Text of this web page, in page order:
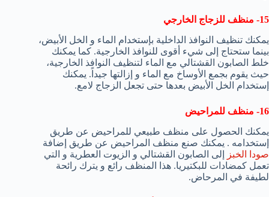
15- منظف للزجاج الخارجي
يمكنك تنظيف النوافذ الداخلية بإستخدام الماء و الخل الأبيض،
بينما ستحتاج إلى شيء أقوى للنوافذ الخارجية. كما يمكنك
خلط الصابون القشتالي مع الماء لتنظيف النوافذ الخارجية،
حيث يقوم بجمع الأوساخ مع الماء و إزالتها جيداً. يمكنك
إستخدام الخل الأبيض بعدها حتى تجعل الزجاج لامع.
16- منظف للمراحيض
يمكنك الحصول على منظف طبيعي للمراحيض عن طريق
إستخدامه . يمكنك صنع منظف المراحيض عن طريق إضافة
صودا الخبز
إلى الصابون القشتالي و الزيوت العطرية و التي
تعمل كمضادات للبكتيريا. هذا المنظف رائع و يترك رائحة
لطيفة في المرحاض.